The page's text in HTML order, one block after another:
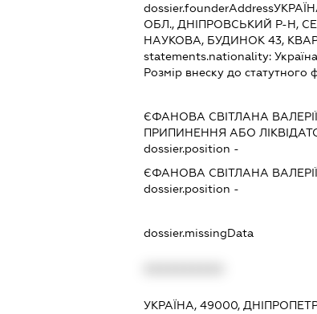
dossier.founderAddress
ОБЛ., ДНІПРОВСЬКИЙ Р-Н,
НАУКОВА, БУДИНОК 43,
statements.nationality: Україна
Розмір внеску до статутного
ЄФАНОВА СВІТЛАНА
ПРИПИНЕННЯ АБО
dossier.position -
ЄФАНОВА СВІТЛАНА
dossier.position -
dossier.missingData
УКРАЇНА, 49000,